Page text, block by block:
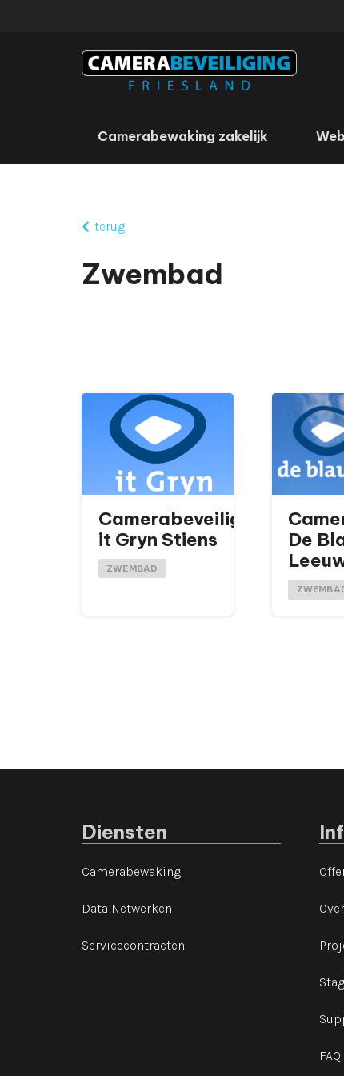
Camerabewaking zakelijk
terug
Zwembad
Camerabeveiliging
it Gryn Stiens
ZWEMBAD
De
Diensten
Camerabewaking
Data Netwerken
Servicecontracten
FAQ